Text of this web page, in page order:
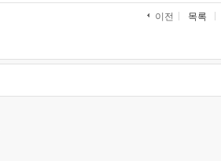
이전 목록